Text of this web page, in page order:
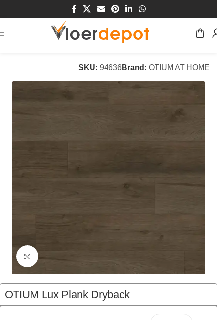
/Vloeren/PVC Vloeren
SKU: 94636Brand: OTIUM AT HOME
Klik om te vergroten
OTIUM Lux Plank Dryback
€119,97 Pakket